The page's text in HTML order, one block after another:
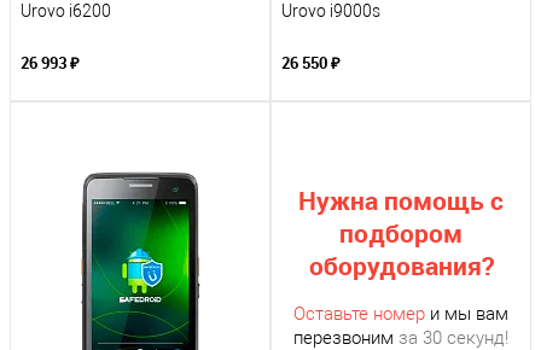
Urovo i6200
26 993 ₽
Urovo i9000s
26 550 ₽
Нужна помощь с
подбором
оборудования?
Оставьте номер и мы вам
перезвоним за 30 секунд!